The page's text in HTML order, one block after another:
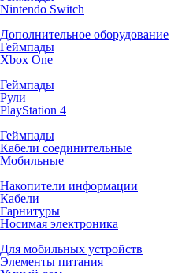
Nintendo Switch
Дополнительное оборудование
Геймпады
Xbox One
Геймпады
Рули
PlayStation 4
Геймпады
Кабели соединительные
Мобильные
Накопители информации
Кабели
Гарнитуры
Носимая электроника
Для мобильных устройств
Элементы питания